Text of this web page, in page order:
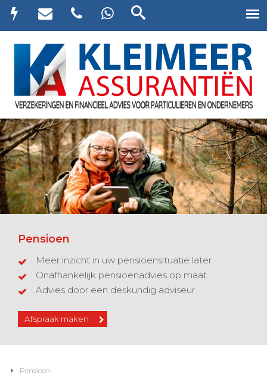
Pensioen
Meer inzicht in uw pensioensituatie later
Onafhankelijk pensioenadvies op maat
Advies door een deskundig adviseur
Afspraak maken
Pensioen